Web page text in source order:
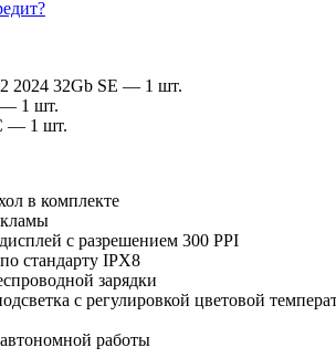
?
2024 32Gb SE — 1 шт.
— 1 шт.
— 1 шт.
в комплекте
с разрешением 300 PPI
стандарту IPX8
зарядки
c регулировкой цветовой
работы